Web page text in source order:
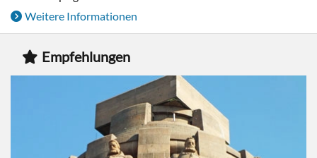
Weitere Informationen
Empfehlungen